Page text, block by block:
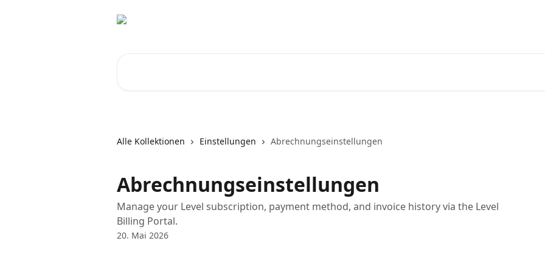
Alle Kollektionen Einstellungen Abrechnungseinstellungen
Abrechnungseinstellungen
Manage your Level subscription, payment method, and invoice history via the Level
Billing Portal.
20. Mai 2026